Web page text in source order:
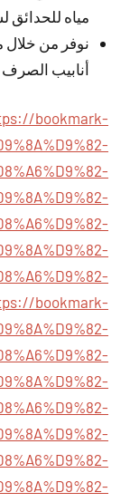
مياه
نوفر من
أنابيب
bookmark-
bookmark-